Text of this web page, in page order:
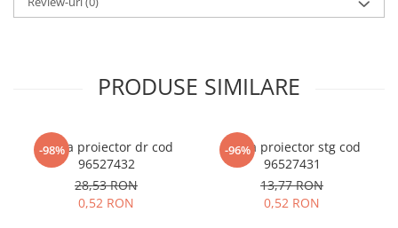
PRODUSE SIMILARE
-98%
Rama proiector dr cod
96527432
28,53 RON
0,52 RON
-96%
Rama proiector stg cod
96527431
13,77 RON
0,52 RON